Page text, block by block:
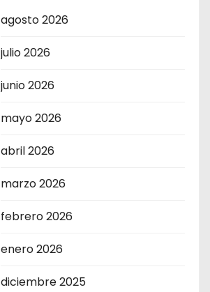
agosto 2026
julio 2026
junio 2026
mayo 2026
abril 2026
marzo 2026
febrero 2026
enero 2026
diciembre 2025